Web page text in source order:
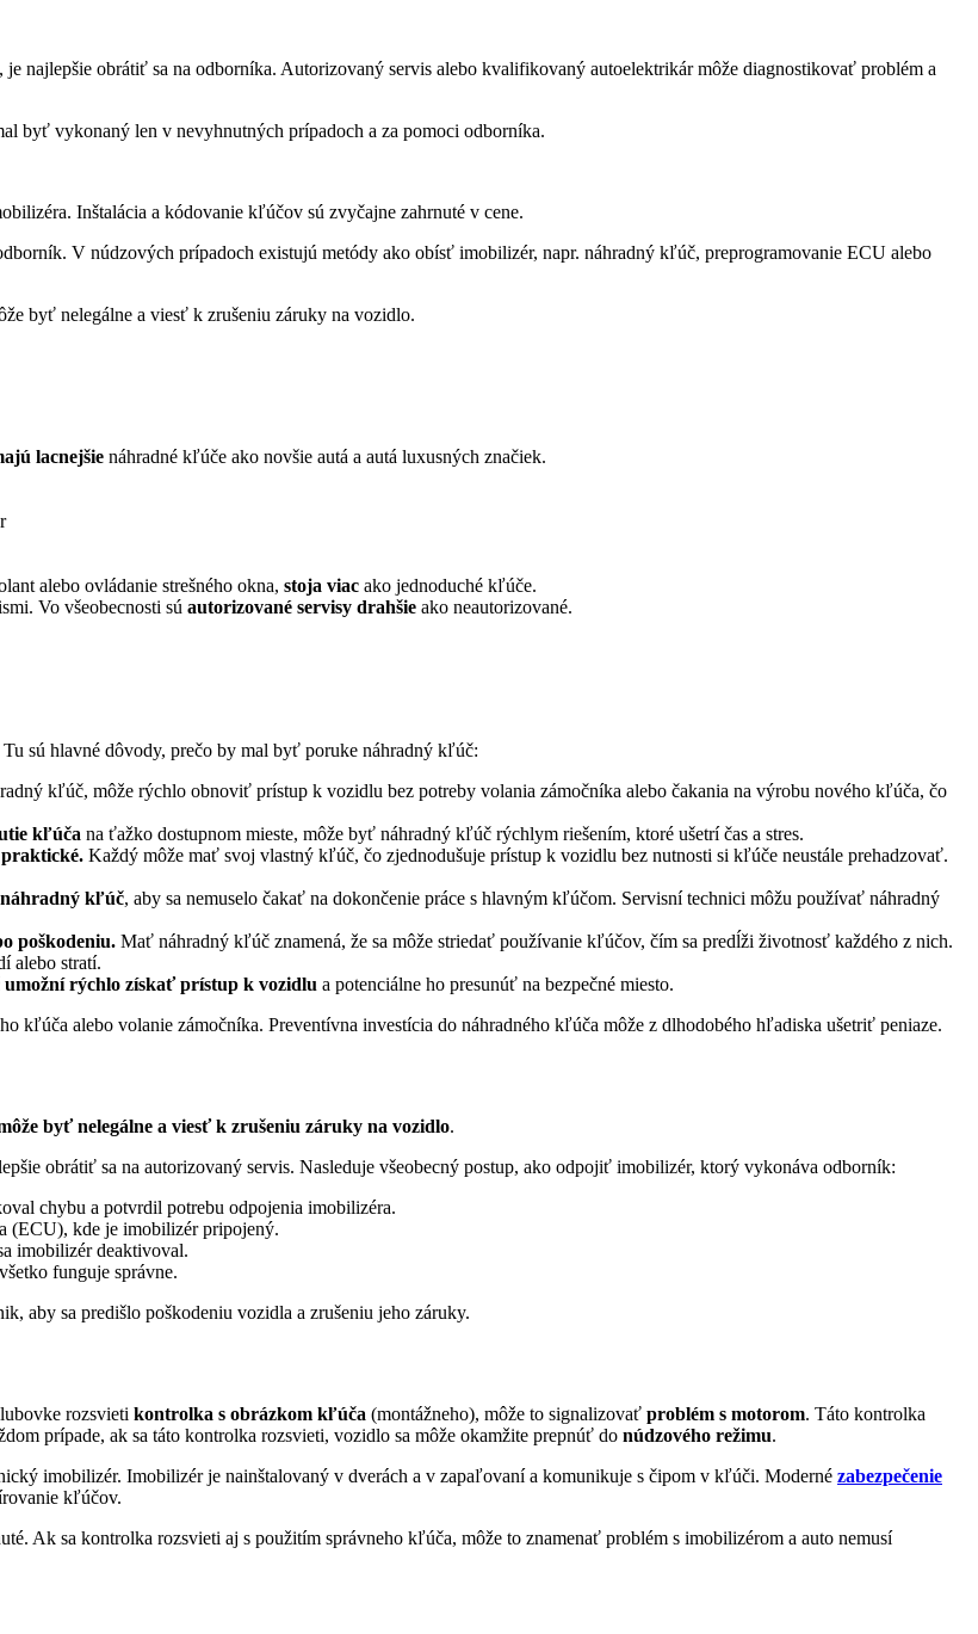
najlepšie obrátiť sa na odborníka. Autorizovaný servis alebo kvalifikovaný autoelektrikár môže diagnostikovať problém a
byť vykonaný len v nevyhnutných prípadoch a za pomoci odborníka.
Inštalácia a kódovanie kľúčov sú zvyčajne zahrnuté v cene.
V núdzových prípadoch existujú metódy ako obísť imobilizér, napr. náhradný kľúč, preprogramovanie ECU alebo
byť nelegálne a viesť k zrušeniu záruky na vozidlo.
lacnejšie náhradné kľúče ako novšie autá a autá luxusných značiek.
alebo ovládanie strešného okna, stoja viac ako jednoduché kľúče.
Vo všeobecnosti sú autorizované servisy drahšie ako neautorizované.
sú hlavné dôvody, prečo by mal byť poruke náhradný kľúč:
kľúč, môže rýchlo obnoviť prístup k vozidlu bez potreby volania zámočníka alebo čakania na výrobu nového kľúča, čo
kľúča na ťažko dostupnom mieste, môže byť náhradný kľúč rýchlym riešením, ktoré ušetrí čas a stres.
Každý môže mať svoj vlastný kľúč, čo zjednodušuje prístup k vozidlu bez nutnosti si kľúče neustále prehadzovať.
náhradný kľúč, aby sa nemuselo čakať na dokončenie práce s hlavným kľúčom. Servisní technici môžu používať náhradný
poškodeniu. Mať náhradný kľúč znamená, že sa môže striedať používanie kľúčov, čím sa predĺži životnosť každého z nich.
alebo stratí.
rýchlo získať prístup k vozidlu a potenciálne ho presunúť na bezpečné miesto.
alebo volanie zámočníka. Preventívna investícia do náhradného kľúča môže z dlhodobého hľadiska ušetriť peniaze.
byť nelegálne a viesť k zrušeniu záruky na vozidlo.
obrátiť sa na autorizovaný servis. Nasleduje všeobecný postup, ako odpojiť imobilizér, ktorý vykonáva odborník:
chybu a potvrdil potrebu odpojenia imobilizéra.
(ECU), kde je imobilizér pripojený.
imobilizér deaktivoval.
funguje správne.
aby sa predišlo poškodeniu vozidla a zrušeniu jeho záruky.
rozsvieti kontrolka s obrázkom kľúča (montážneho), môže to signalizovať problém s motorom. Táto kontrolka
prípade, ak sa táto kontrolka rozsvieti, vozidlo sa môže okamžite prepnúť do núdzového režimu.
imobilizér. Imobilizér je nainštalovaný v dverách a v zapaľovaní a komunikuje s čipom v kľúči. Moderné zabezpečenie
kľúčov.
Ak sa kontrolka rozsvieti aj s použitím správneho kľúča, môže to znamenať problém s imobilizérom a auto nemusí